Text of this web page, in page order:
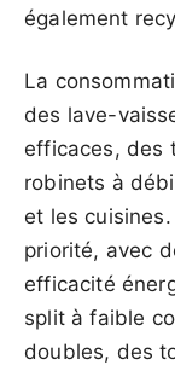
également
La
des lave-
efficaces, des
robinets à
et les
priorité, avec
efficacité
split à faible
doubles, des